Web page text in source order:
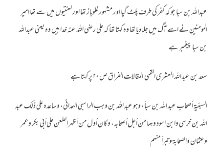
عبداللہ بن سبا جو کہ کفر کی طرف پلٹ گیا اور مشہور غلوباز تھا اور لعنتیوں میں سے تھا امیر
المومنین نے اسے آگ میں جلا دیا تھا وہ کہتا تھا کہ علی رضی اللہ عنہ خدا ہیں وہ یعنی عبداللہ
بن سبا پیغمبر ہے
سعد بن عبداللہ العشری القمی المقالات الفراق ص ۲۰ پر کہتا ہے
السبئية أصحاب عبد الله بن سبأ، وهو عبد الله بن وهب الراسبي الهمداني، وساعده على ذلك عبد
الله بن خرسي وابن اسود وهما من أجل أصحابه، وكان أول من أظهر الطعن على أبي بكر وعمر
وعثمان والصحابة وتبرأ منهم